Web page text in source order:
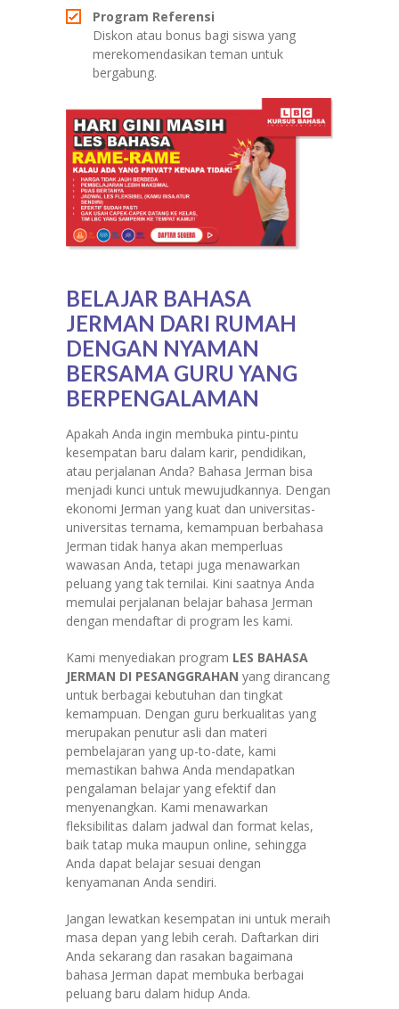
Program Referensi
Diskon atau bonus bagi siswa yang
merekomendasikan teman untuk
bergabung.
BELAJAR BAHASA
JERMAN DARI RUMAH
DENGAN NYAMAN
BERSAMA GURU YANG
BERPENGALAMAN
Apakah Anda ingin membuka pintu-pintu
kesempatan baru dalam karir, pendidikan,
atau perjalanan Anda? Bahasa Jerman bisa
menjadi kunci untuk mewujudkannya. Dengan
ekonomi Jerman yang kuat dan universitas-
universitas ternama, kemampuan berbahasa
Jerman tidak hanya akan memperluas
wawasan Anda, tetapi juga menawarkan
peluang yang tak ternilai. Kini saatnya Anda
memulai perjalanan belajar bahasa Jerman
dengan mendaftar di program les kami.
Kami menyediakan program LES BAHASA
JERMAN DI PESANGGRAHAN yang dirancang
untuk berbagai kebutuhan dan tingkat
kemampuan. Dengan guru berkualitas yang
merupakan penutur asli dan materi
pembelajaran yang up-to-date, kami
memastikan bahwa Anda mendapatkan
pengalaman belajar yang efektif dan
menyenangkan. Kami menawarkan
fleksibilitas dalam jadwal dan format kelas,
baik tatap muka maupun online, sehingga
Anda dapat belajar sesuai dengan
kenyamanan Anda sendiri.
Jangan lewatkan kesempatan ini untuk meraih
masa depan yang lebih cerah. Daftarkan diri
Anda sekarang dan rasakan bagaimana
bahasa Jerman dapat membuka berbagai
peluang baru dalam hidup Anda.